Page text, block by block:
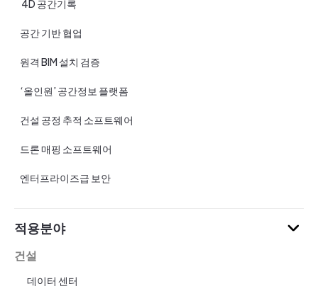
4D 공간기록
공간 기반 협업
원격 BIM 설치 검증
‘올인원’ 공간정보 플랫폼
건설 공정 추적 소프트웨어
드론 매핑 소프트웨어
엔터프라이즈급 보안
적용분야
건설
데이터 센터